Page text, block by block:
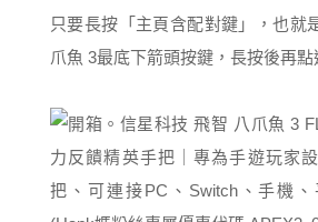
只要長按「主頁含配對鍵」，也就
爪魚 3最底下箭頭按鍵，長按後再點